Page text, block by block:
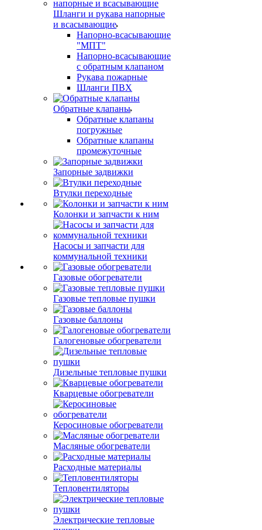
Шланги и рукава напорные
и всасывающие
Напорно-всасывающие
"МПТ"
Напорно-всасывающие
с обратным клапаном
Рукава пожарные
Шланги ПВХ
Обратные клапаны
Обратные клапаны
погружные
Обратные клапаны
промежуточные
Запорные задвижки
Втулки переходные
Колонки и запчасти к ним
Насосы и запчасти для
коммунальной техники
Газовые обогреватели
Газовые тепловые пушки
Газовые баллоны
Галогеновые обогреватели
Дизельные тепловые пушки
Кварцевые обогреватели
Керосиновые обогреватели
Масляные обогреватели
Расходные материалы
Тепловентиляторы
Электрические тепловые